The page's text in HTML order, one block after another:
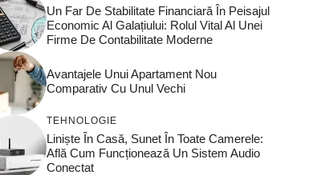
Un Far De Stabilitate Financiară În Peisajul
Economic Al Galațiului: Rolul Vital Al Unei
Firme De Contabilitate Moderne
Avantajele Unui Apartament Nou
Comparativ Cu Unul Vechi
TEHNOLOGIE
Liniște În Casă, Sunet În Toate Camerele:
Află Cum Funcționează Un Sistem Audio
Conectat